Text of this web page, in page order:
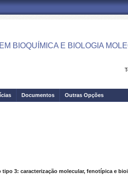
BIOQUÍMICA E BIOLOGIA
Documentos Outras Opções
3: caracterização molecular, fenotípica e